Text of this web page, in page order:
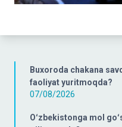
Buxoroda chakana
faoliyat yuritmoqda?
07/08/2026
Oʻzbekistonga mol